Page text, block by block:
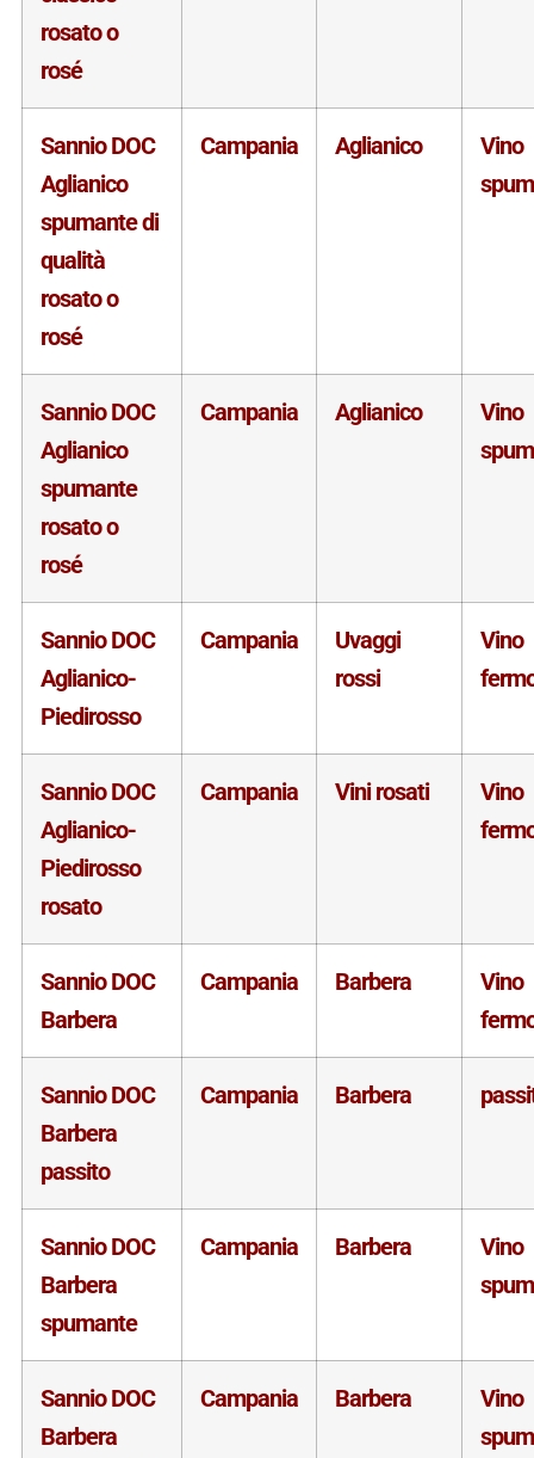
rosato o
rosé
Sannio DOC
Aglianico
spumante di
qualità
rosato o
rosé
Campania Aglianico
Vino
Sannio DOC
Aglianico
spumante
rosato o
rosé
Campania Aglianico
Vino
Sannio DOC
Aglianico-
Piedirosso
Campania
Uvaggi
rossi
Vino
Sannio DOC
Aglianico-
Piedirosso
rosato
Campania Vini rosati
Vino
Sannio DOC
Barbera
Campania Barbera
Vino
Sannio DOC
Barbera
passito
Campania Barbera
Sannio DOC
Barbera
spumante
Campania Barbera
Vino
Sannio DOC
Barbera
Campania Barbera
Vino